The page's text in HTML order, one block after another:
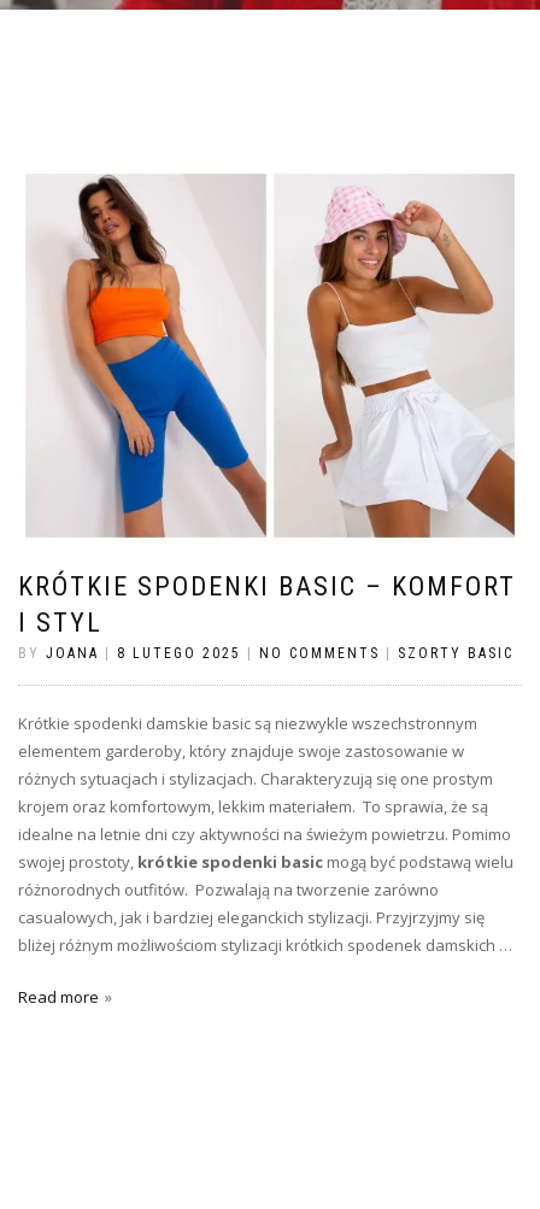
KRÓTKIE SPODENKI BASIC – KOMFORT
I STYL
BY JOANA | 8 LUTEGO 2025 | NO COMMENTS | SZORTY BASIC
Krótkie spodenki damskie basic są niezwykle wszechstronnym
elementem garderoby, który znajduje swoje zastosowanie w
różnych sytuacjach i stylizacjach. Charakteryzują się one prostym
krojem oraz komfortowym, lekkim materiałem. To sprawia, że są
idealne na letnie dni czy aktywności na świeżym powietrzu. Pomimo
swojej prostoty, krótkie spodenki basic mogą być podstawą wielu
różnorodnych outfitów. Pozwalają na tworzenie zarówno
casualowych, jak i bardziej eleganckich stylizacji. Przyjrzyjmy się
bliżej różnym możliwościom stylizacji krótkich spodenek damskich …
Read more